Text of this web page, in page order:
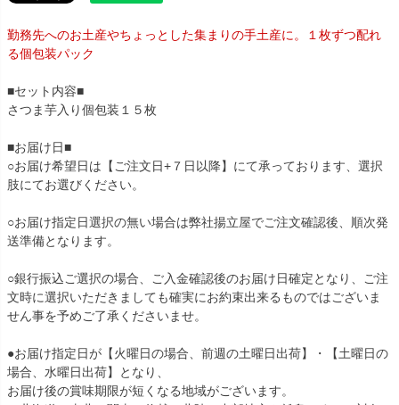
勤務先へのお土産やちょっとした集まりの手土産に。１枚ずつ配れ
る個包装パック
■セット内容■
さつま芋入り個包装１５枚
■お届け日■
○お届け希望日は【ご注文日+７日以降】にて承っております、選択
肢にてお選びください。
○お届け指定日選択の無い場合は弊社揚立屋でご注文確認後、順次発
送準備となります。
○銀行振込ご選択の場合、ご入金確認後のお届け日確定となり、ご注
文時に選択いただきましても確実にお約束出来るものではございま
せん事を予めご了承くださいませ。
●お届け指定日が【火曜日の場合、前週の土曜日出荷】・【土曜日の
場合、水曜日出荷】となり、
お届け後の賞味期限が短くなる地域がございます。